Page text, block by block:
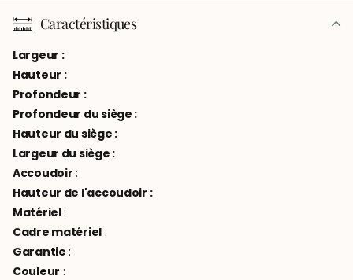
Caractéristiques
Largeur :
Hauteur :
Profondeur :
Profondeur du siège :
Hauteur du siège :
Largeur du siège :
Accoudoir :
Hauteur de l'accoudoir :
Matériel:
Cadre matériel :
Garantie :
Couleur :